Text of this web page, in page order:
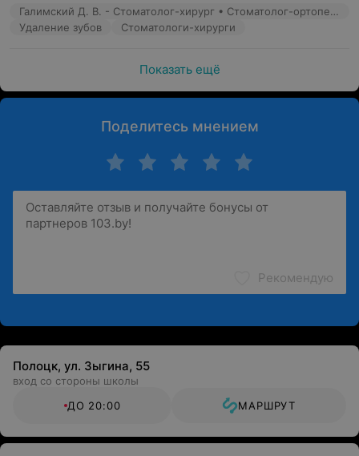
Галимский Д. В. - Стоматолог-хирург • Стоматолог-ортопед • Имплантолог
Удаление зубов
Стоматологи-хирурги
Показать ещё
Поделитесь мнением
Рекомендую
Полоцк, ул. Зыгина, 55
вход со стороны школы
ДО 20:00
МАРШРУТ